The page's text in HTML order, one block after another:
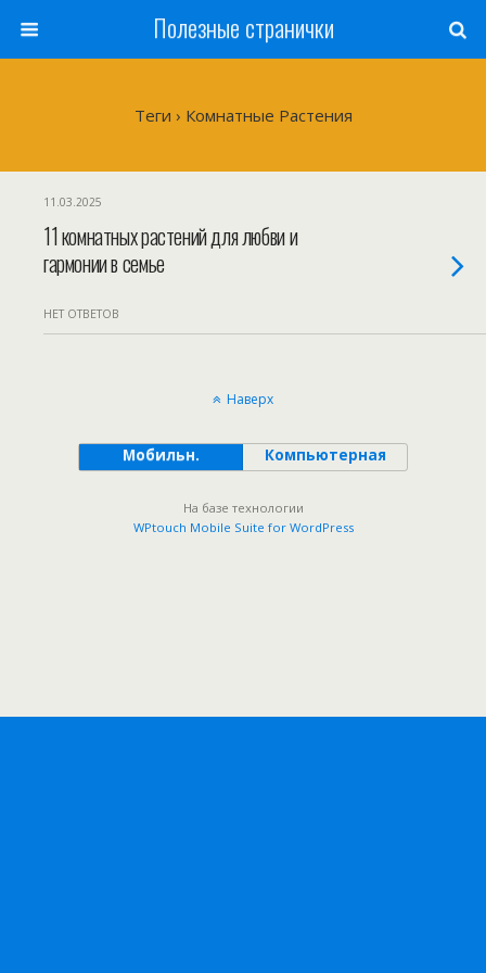
Полезные странички
Теги › Комнатные Растения
11.03.2025
11 комнатных растений для любви и
гармонии в семье
НЕТ ОТВЕТОВ
Наверх
Мобильн. Компьютерная
На базе технологии
WPtouch Mobile Suite for WordPress